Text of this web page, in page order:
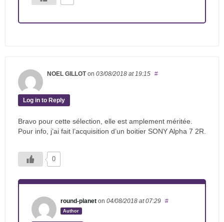
NOEL GILLOTon 03/08/2018 at 19:15 #
Log in to Reply
Bravo pour cette sélection, elle est amplement méritée.
Pour info, j’ai fait l’acquisition d’un boitier SONY Alpha 7 2R.
0
round-planet on 04/08/2018 at 07:29
Author
#